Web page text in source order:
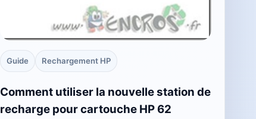
Guide Rechargement HP
Comment utiliser la nouvelle station de
recharge pour cartouche HP 62